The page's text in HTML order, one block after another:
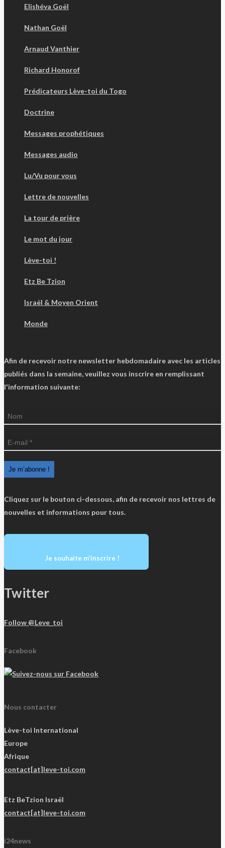
Elishéva Goël
Nathan Goël
Arnaud Vanthier
Richard Honorof
Prédicateurs Lève-toi du Togo
Doctrine
Messages prophétiques
Messages audio
Lu/Vu pour vous
Lettre de nouvelles
La tour de prière
Le mot du jour
Lève-toi !
Etz Be Tzion
Israël & Moyen Orient
Monde
Afin de recevoir notre newsletter hebdomadaire avec les articles
publiés dans la semaine, veuillez vous inscrire en remplissant
l'information suivante:
Cliquez sur le bouton ci-dessous, afin de recevoir nos lettres de
nouvelles et informations pour tous.
Je souhaite m’inscrire !
Twitter
Follow @Leve_toi
Facebook
Nous contacter
Lève-toi International
Europe
Afrique
contact[at]leve-toi.com
Etz BeTzion Israël
contact[at]leve-toi.com
i24news